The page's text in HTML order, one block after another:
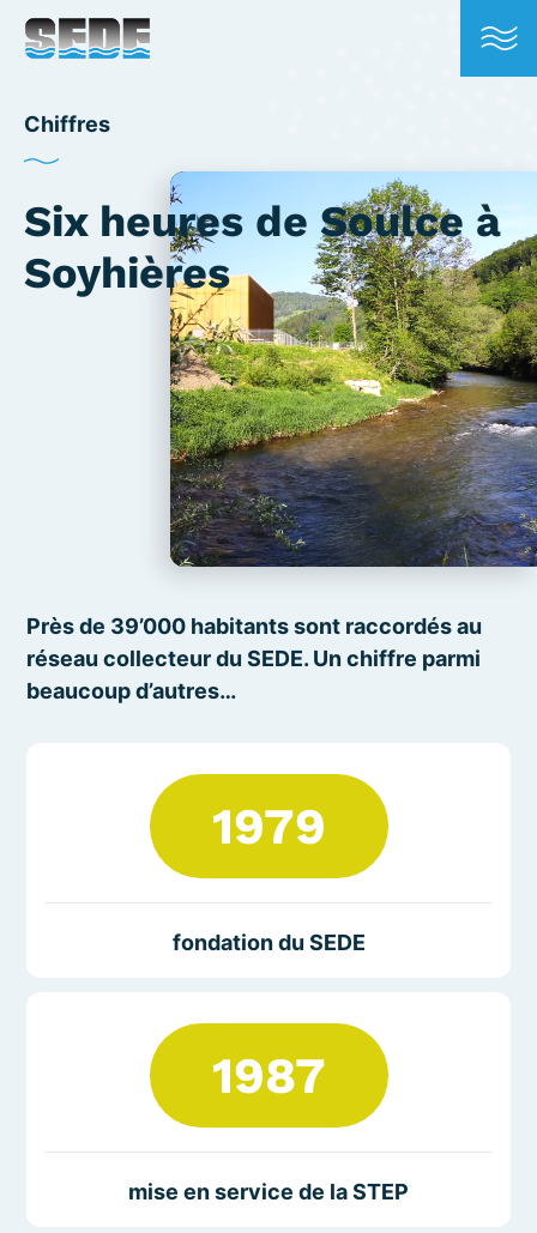
Chiffres
Six heures de Soulce à
Soyhières
Lecteur
vidéo
Près de 39’000 habitants sont raccordés au
réseau collecteur du SEDE. Un chiffre parmi
beaucoup d’autres…
1979
fondation du SEDE
1987
mise en service de la STEP